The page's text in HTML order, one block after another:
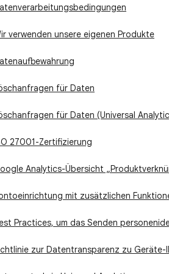
verwenden unsere eigenen Produkte
für Daten
für Daten (Universal
27001-Zertifizierung
Analytics-Übersicht
mit zusätzlichen
Practices, um das Senden
zur Datentransparenz zu